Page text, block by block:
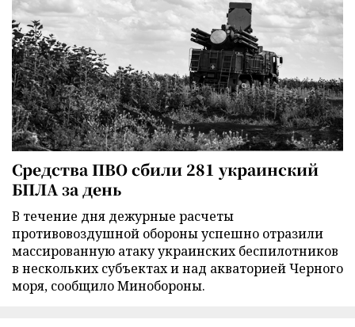
Средства ПВО сбили 281 украинский
БПЛА за день
В течение дня дежурные расчеты
противовоздушной обороны успешно отразили
массированную атаку украинских беспилотников
в нескольких субъектах и над акваторией Черного
моря, сообщило Минобороны.